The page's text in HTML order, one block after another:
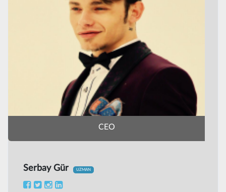
CEO
Serbay Gür UZMAN